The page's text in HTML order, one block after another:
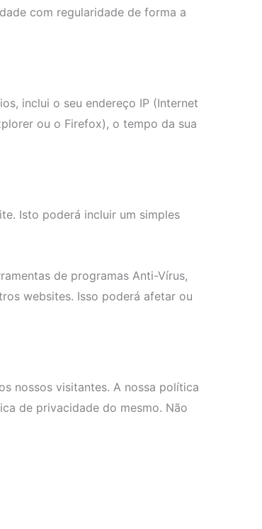
com regularidade de forma a
inclui o seu endereço IP (Internet
ou o Firefox), o tempo da sua
Isto poderá incluir um simples
de programas Anti-Vírus,
websites. Isso poderá afetar ou
nossos visitantes. A nossa política
de privacidade do mesmo. Não